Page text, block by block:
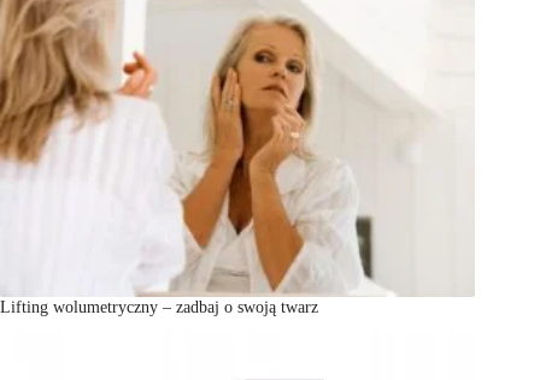
Lifting wolumetryczny – zadbaj o swoją twarz